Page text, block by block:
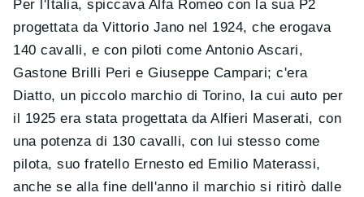
Per l'Italia, spiccava Alfa Romeo con la sua P2
progettata da Vittorio Jano nel 1924, che erogava
140 cavalli, e con piloti come Antonio Ascari,
Gastone Brilli Peri e Giuseppe Campari; c'era
Diatto, un piccolo marchio di Torino, la cui auto per
il 1925 era stata progettata da Alfieri Maserati, con
una potenza di 130 cavalli, con lui stesso come
pilota, suo fratello Ernesto ed Emilio Materassi,
anche se alla fine dell'anno il marchio si ritirò dalle